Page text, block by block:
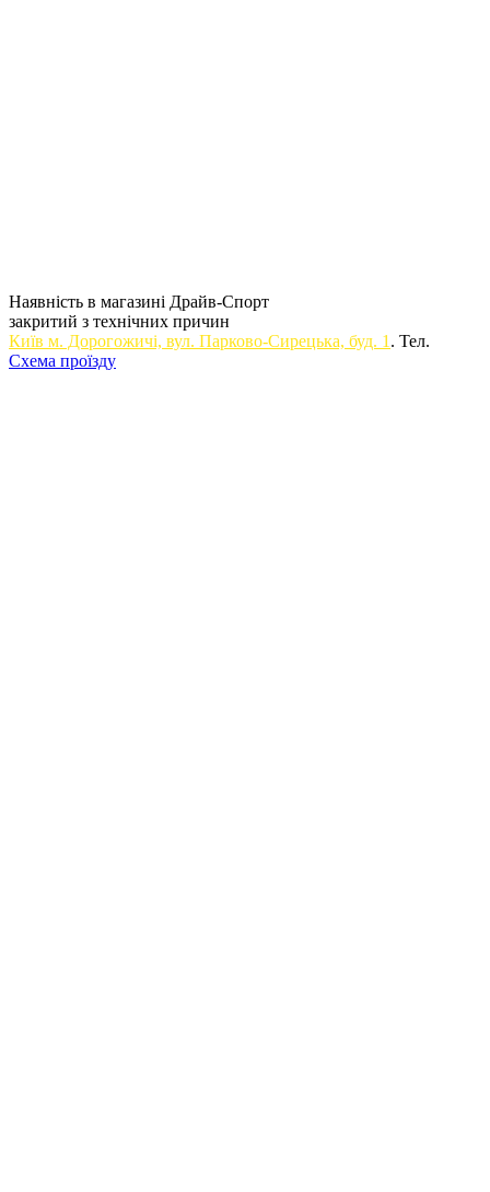
Наявність в магазині Драйв-Спорт
закритий з технічних причин
Київ м. Дорогожичi, вул. Парково-Сирецька, буд. 1 . Тел.
Схема проїзду